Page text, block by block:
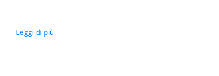
Leggi di più